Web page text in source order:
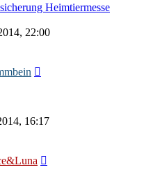
Heimtiermesse
22:00
16:17